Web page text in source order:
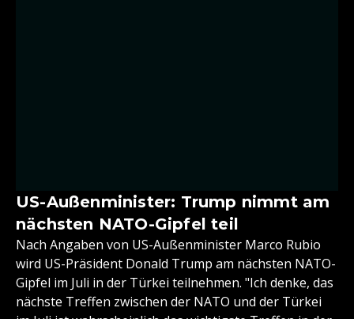
US-Außenminister: Trump nimmt am
nächsten NATO-Gipfel teil
Nach Angaben von US-Außenminister Marco Rubio
wird US-Präsident Donald Trump am nächsten NATO-
Gipfel im Juli in der Türkei teilnehmen. "Ich denke, das
nächste Treffen zwischen der NATO und der Türkei